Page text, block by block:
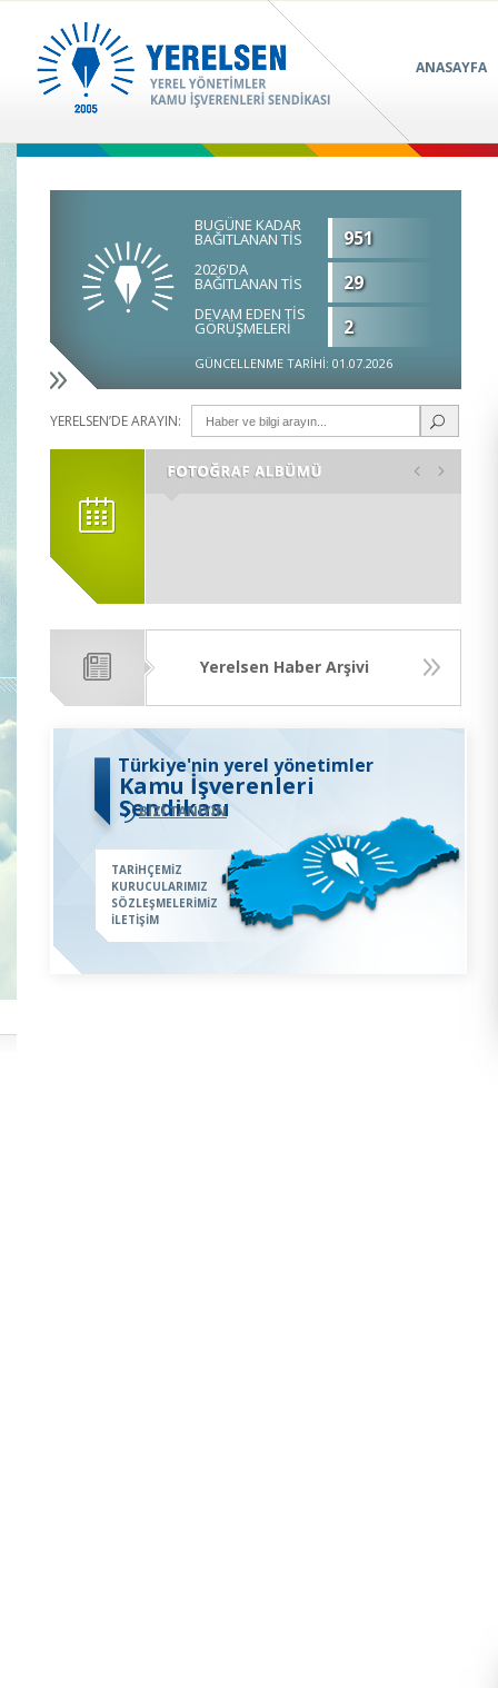
ANASAYFA
BUGÜNE KADAR
BAĞITLANAN TİS 951
2026'DA
BAĞITLANAN TİS 29
DEVAM EDEN TİS
GÖRÜŞMELERİ 2
GÜNCELLENME TARİHİ: 01.07.2026
YERELSEN’DE ARAYIN:
Yerelsen Haber Arşivi
Kamu İşverenleri
Sendikası
Türkiye'nin yerel yönetimler
BİZİ TANIYIN
TARİHÇEMİZ
KURUCULARIMIZ
SÖZLEŞMELERİMİZ
İLETİŞİM